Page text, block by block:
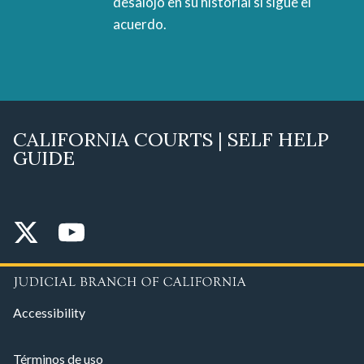
acuerdo.
CALIFORNIA COURTS | SELF HELP
GUIDE
Accessibility
Términos de uso